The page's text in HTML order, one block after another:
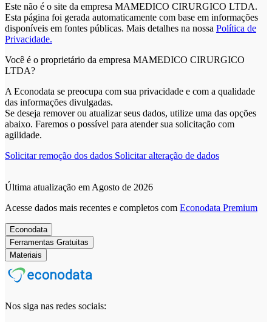
Este não é o site da empresa MAMEDICO CIRURGICO LTDA.
Esta página foi gerada automaticamente com base em informações
disponíveis em fontes públicas. Mais detalhes na nossa Política de
Privacidade.
Você é o proprietário da empresa MAMEDICO CIRURGICO
LTDA?
A Econodata se preocupa com sua privacidade e com a qualidade
das informações divulgadas.
Se deseja remover ou atualizar seus dados, utilize uma das opções
abaixo. Faremos o possível para atender sua solicitação com
agilidade.
Solicitar remoção dos dados Solicitar alteração de dados
Última atualização em Agosto de 2026
Acesse dados mais recentes e completos com Econodata Premium
Econodata
Ferramentas Gratuitas
Materiais
Nos siga nas redes sociais: